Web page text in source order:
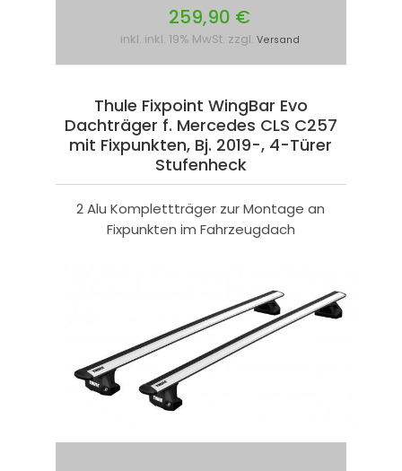
259,90 €
inkl. inkl. 19% MwSt. zzgl. Versand
Thule Fixpoint WingBar Evo
Dachträger f. Mercedes CLS C257
mit Fixpunkten, Bj. 2019-, 4-Türer
Stufenheck
2 Alu Komplettträger zur Montage an
Fixpunkten im Fahrzeugdach